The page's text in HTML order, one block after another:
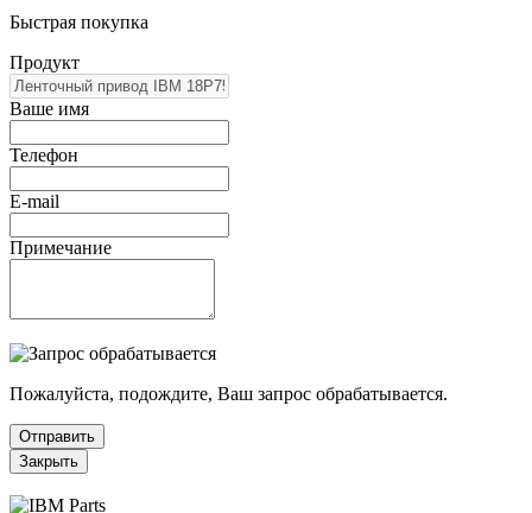
Быстрая покупка
Продукт
Ваше имя
Телефон
E-mail
Примечание
Пожалуйста, подождите, Ваш запрос обрабатывается.
Отправить
Закрыть